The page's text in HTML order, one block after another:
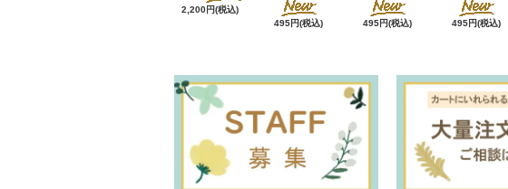
2,200円(税込)
495円(税込) 495円(税込) 495円(税込)